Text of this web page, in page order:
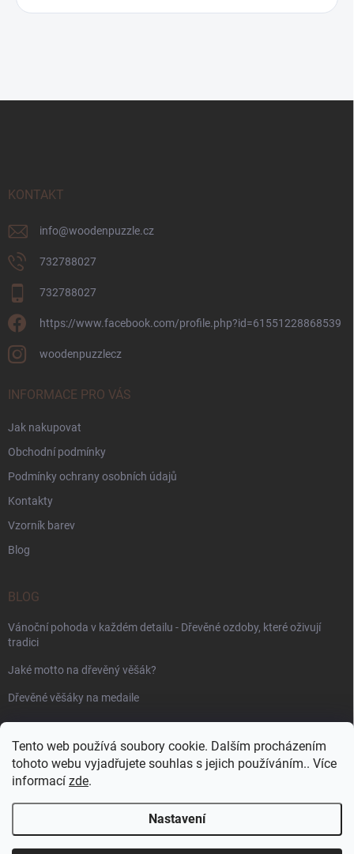
Tento web používá soubory cookie. Dalším procházením
tohoto webu vyjadřujete souhlas s jejich používáním.. Více
informací zde.
Nastavení
KONTAKT
info@woodenpuzzle.cz
732788027
732788027
https://www.facebook.com/profile.php?id=61551228868539
woodenpuzzlecz
INFORMACE PRO VÁS
Jak nakupovat
Obchodní podmínky
Podmínky ochrany osobních údajů
Kontakty
Vzorník barev
Blog
BLOG
Vánoční pohoda v každém detailu - Dřevěné ozdoby, které oživují
tradici
Jaké motto na dřevěný věšák?
Dřevěné věšáky na medaile
PŘIJÍMÁME ONLINE PLATBY